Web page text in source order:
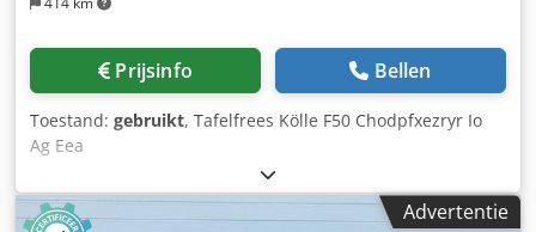
Prijsinfo Bellen
Toestand: gebruikt, Tafelfrees Kölle F50 Chodpfxezryr Io
Ag Eea
Advertentie